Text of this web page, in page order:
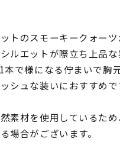
～
トのスモーキークォー
ルエットが際立ち上品
本で様になる佇まいで胸
シュな装いにおすすめで
素材を使用しているため
場合がございます。